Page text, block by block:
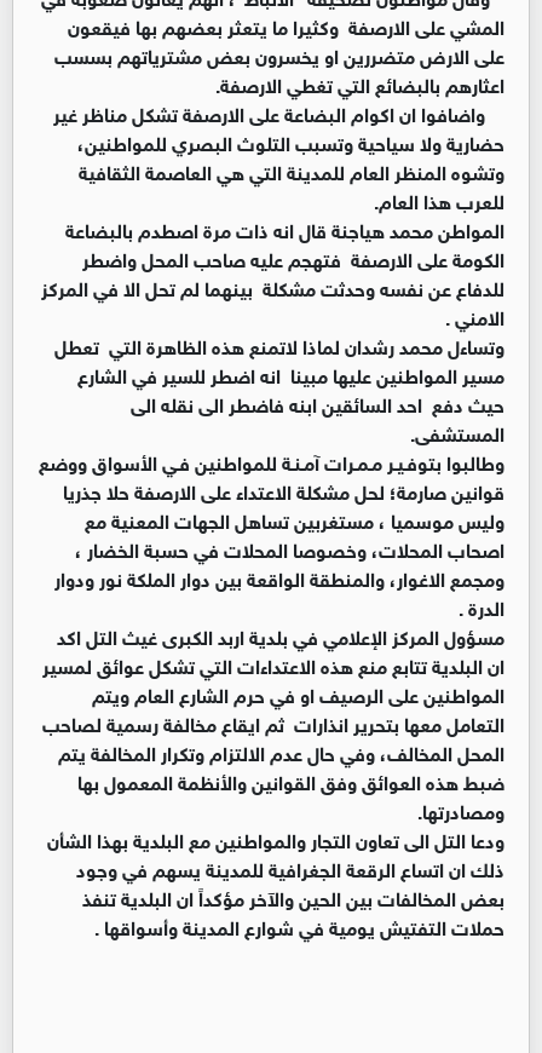
المشي على الارصفة وكثيرا ما يتعثر بعضهم بها فيقعون
على الارض متضررين او يخسرون بعض مشترياتهم بسسب
اعثارهم بالبضائع التي تغطي الارصفة.
واضافوا ان اكوام البضاعة على الارصفة تشكل مناظر غير
حضارية ولا سياحية وتسبب التلوث البصري للمواطنين،
وتشوه المنظر العام للمدينة التي هي العاصمة الثقافية
للعرب هذا العام.
المواطن محمد هياجنة قال انه ذات مرة اصطدم بالبضاعة
الكومة على الارصفة فتهجم عليه صاحب المحل واضطر
للدفاع عن نفسه وحدثت مشكلة بينهما لم تحل الا في المركز
الامني .
وتساءل محمد رشدان لماذا لاتمنع هذه الظاهرة التي تعطل
مسير المواطنين عليها مبينا انه اضطر للسير في الشارع
حيث دفع احد السائقين ابنه فاضطر الى نقله الى
المستشفى.
وطالبوا بتوفـيـر مـمـرات آمـنـة للمواطنين فـي الأسواق ووضع
قوانين صارمة؛ لحل مشكلة الاعتداء على الارصفة حلا جذريا
وليس موسميا ، مستغربين تساهل الجهات المعنية مع
اصحاب المحلات، وخصوصا المحلات في حسبة الخضار ،
ومجمع الاغوار، والمنطقة الواقعة بين دوار الملكة نور ودوار
الدرة .
مسؤول المركز الإعلامي في بلدية اربد الكبرى غيث التل اكد
ان البلدية تتابع منع هذه الاعتداءات التي تشكل عوائق لمسير
المواطنين على الرصيف او في حرم الشارع العام ويتم
التعامل معها بتحرير انذارات ثم ايقاع مخالفة رسمية لصاحب
المحل المخالف، وفي حال عدم الالتزام وتكرار المخالفة يتم
ضبط هذه العوائق وفق القوانين والأنظمة المعمول بها
ومصادرتها.
ودعا التل الى تعاون التجار والمواطنين مع البلدية بهذا الشأن
ذلك ان اتساع الرقعة الجغرافية للمدينة يسهم في وجود
بعض المخالفات بين الحين والآخر مؤكداً ان البلدية تنفذ
حملات التفتيش يومية في شوارع المدينة وأسواقها .